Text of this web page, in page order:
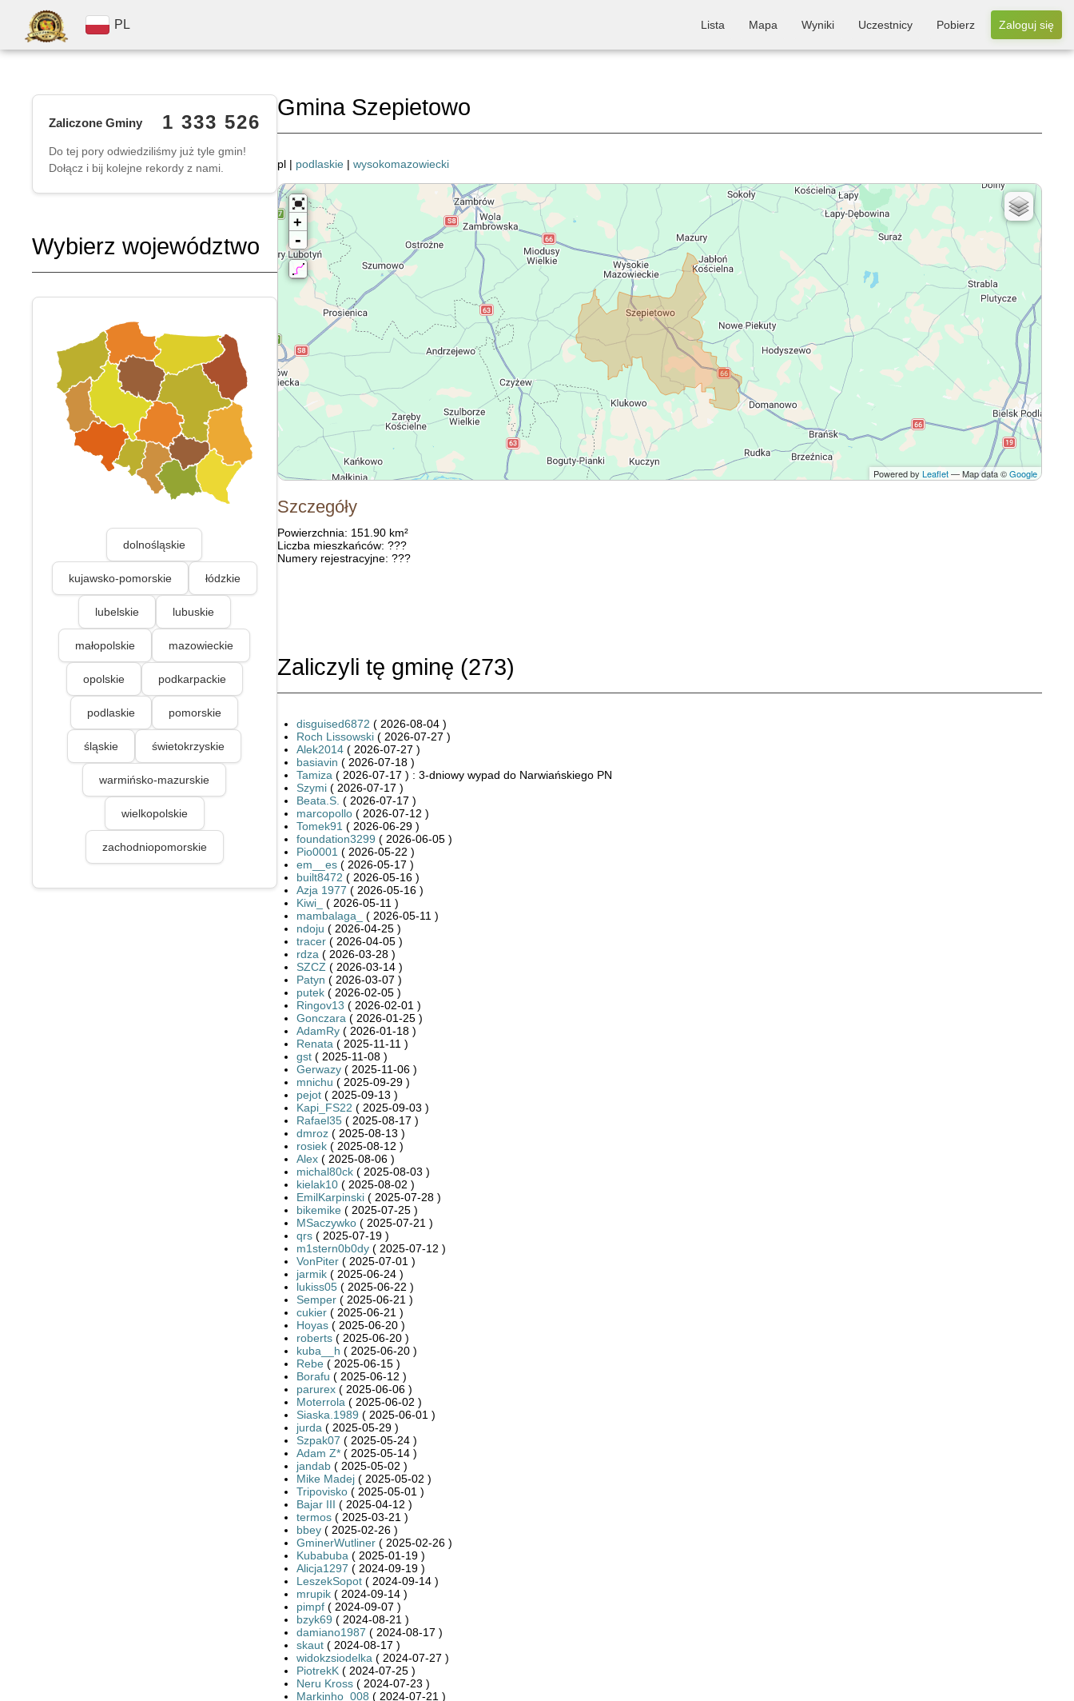
PL Lista Mapa Wyniki Uczestnicy Pobierz Zaloguj się
Zaliczone Gminy 1 333 526
Do tej pory odwiedziliśmy już tyle gmin!
Dołącz i bij kolejne rekordy z nami.
Wybierz województwo
dolnośląskie
kujawsko-pomorskie łódzkie
lubelskie lubuskie
małopolskie mazowieckie
opolskie podkarpackie
podlaskie pomorskie
śląskie świetokrzyskie
warmińsko-mazurskie
wielkopolskie
zachodniopomorskie
Gmina Szepietowo
pl | podlaskie| wysokomazowiecki
+
-
Powered by Leaflet— Map data ©Google
Szczegóły
Powierzchnia: 151.90 km²
Liczba mieszkańców: ???
Numery rejestracyjne: ???
Zaliczyli tę gminę (273)
disguised6872 ( 2026-08-04 )
Roch Lissowski( 2026-07-27 )
Alek2014( 2026-07-27 )
basiavin ( 2026-07-18 )
Tamiza ( 2026-07-17 ) : 3-dniowy wypad do Narwiańskiego PN
Szymi( 2026-07-17 )
Beata.S. ( 2026-07-17 )
marcopollo( 2026-07-12 )
Tomek91 ( 2026-06-29 )
foundation3299 ( 2026-06-05 )
Pio0001 ( 2026-05-22 )
em__es( 2026-05-17 )
built8472 ( 2026-05-16 )
Azja 1977 ( 2026-05-16 )
Kiwi_
( 2026-05-11 )
mambalaga_
( 2026-05-11 )
ndoju ( 2026-04-25 )
tracer( 2026-04-05 )
rdza ( 2026-03-28 )
SZCZ ( 2026-03-14 )
Patyn ( 2026-03-07 )
putek( 2026-02-05 )
Ringov13 ( 2026-02-01 )
Gonczara ( 2026-01-25 )
AdamRy( 2026-01-18 )
Renata ( 2025-11-11 )
gst( 2025-11-08 )
Gerwazy( 2025-11-06 )
mnichu ( 2025-09-29 )
pejot( 2025-09-13 )
Kapi_FS22 ( 2025-09-03 )
Rafael35( 2025-08-17 )
dmroz( 2025-08-13 )
rosiek( 2025-08-12 )
Alex( 2025-08-06 )
michal80ck( 2025-08-03 )
kielak10( 2025-08-02 )
EmilKarpinski( 2025-07-28 )
bikemike( 2025-07-25 )
MSaczywko( 2025-07-21 )
qrs( 2025-07-19 )
m1stern0b0dy( 2025-07-12 )
VonPiter( 2025-07-01 )
jarmik( 2025-06-24 )
lukiss05( 2025-06-22 )
Semper( 2025-06-21 )
cukier( 2025-06-21 )
Hoyas( 2025-06-20 )
roberts( 2025-06-20 )
kuba__h ( 2025-06-20 )
Rebe( 2025-06-15 )
Borafu ( 2025-06-12 )
parurex( 2025-06-06 )
Moterrola ( 2025-06-02 )
Siaska.1989 ( 2025-06-01 )
jurda ( 2025-05-29 )
Szpak07 ( 2025-05-24 )
Adam Z*( 2025-05-14 )
jandab( 2025-05-02 )
Mike Madej( 2025-05-02 )
Tripovisko( 2025-05-01 )
Bajar III ( 2025-04-12 )
termos( 2025-03-21 )
bbey( 2025-02-26 )
GminerWutliner( 2025-02-26 )
Kubabuba ( 2025-01-19 )
Alicja1297 ( 2024-09-19 )
LeszekSopot( 2024-09-14 )
mrupik( 2024-09-14 )
pimpf( 2024-09-07 )
bzyk69 ( 2024-08-21 )
damiano1987 ( 2024-08-17 )
skaut( 2024-08-17 )
widokzsiodelka ( 2024-07-27 )
PiotrekK( 2024-07-25 )
Neru Kross( 2024-07-23 )
Markinho_008 ( 2024-07-21 )